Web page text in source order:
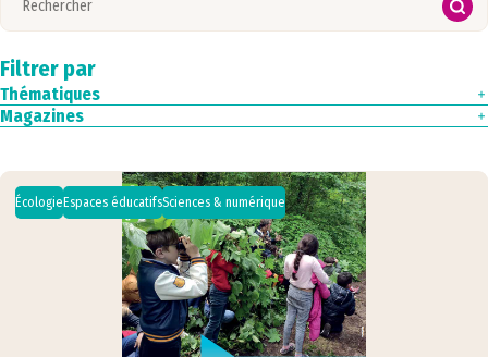
Filtrer par
Thématiques
Culture
Éducation aux médias
Espaces éducatifs
Europe & international
Sciences & numérique
Magazines
Magazine N°2
Magazine N°1
Écologie Espaces éducatifsSciences & numérique